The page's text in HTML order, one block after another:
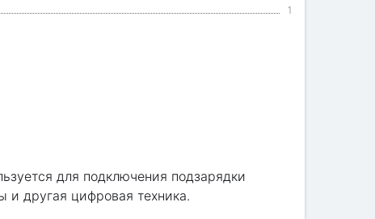
1
для подключения подзарядки
другая цифровая техника.